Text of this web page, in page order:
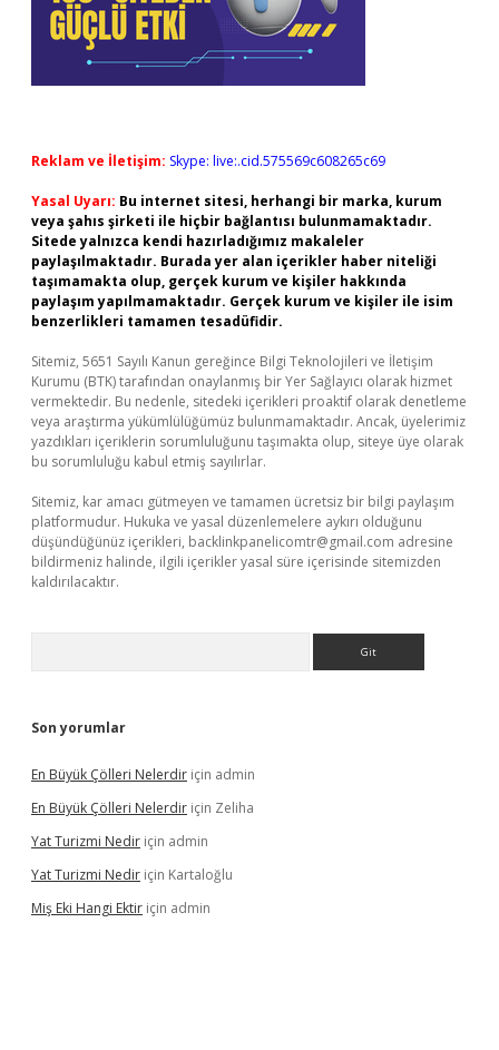
Reklam ve İletişim: Skype: live:.cid.575569c608265c69
Yasal Uyarı: Bu internet sitesi, herhangi bir marka, kurum
veya şahıs şirketi ile hiçbir bağlantısı bulunmamaktadır.
Sitede yalnızca kendi hazırladığımız makaleler
paylaşılmaktadır. Burada yer alan içerikler haber niteliği
taşımamakta olup, gerçek kurum ve kişiler hakkında
paylaşım yapılmamaktadır. Gerçek kurum ve kişiler ile isim
benzerlikleri tamamen tesadüfidir.
Sitemiz, 5651 Sayılı Kanun gereğince Bilgi Teknolojileri ve İletişim
Kurumu (BTK) tarafından onaylanmış bir Yer Sağlayıcı olarak hizmet
vermektedir. Bu nedenle, sitedeki içerikleri proaktif olarak denetleme
veya araştırma yükümlülüğümüz bulunmamaktadır. Ancak, üyelerimiz
yazdıkları içeriklerin sorumluluğunu taşımakta olup, siteye üye olarak
bu sorumluluğu kabul etmiş sayılırlar.
Sitemiz, kar amacı gütmeyen ve tamamen ücretsiz bir bilgi paylaşım
platformudur. Hukuka ve yasal düzenlemelere aykırı olduğunu
düşündüğünüz içerikleri, backlinkpanelicomtr@gmail.com adresine
bildirmeniz halinde, ilgili içerikler yasal süre içerisinde sitemizden
kaldırılacaktır.
Son yorumlar
En Büyük Çölleri Nelerdir için admin
En Büyük Çölleri Nelerdir için Zeliha
Yat Turizmi Nedir için admin
Yat Turizmi Nedir için Kartaloğlu
Miş Eki Hangi Ektir için admin